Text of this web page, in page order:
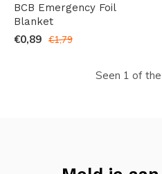
BCB Emergency Foil
Blanket
€0,89 €1,79
Seen 1 of